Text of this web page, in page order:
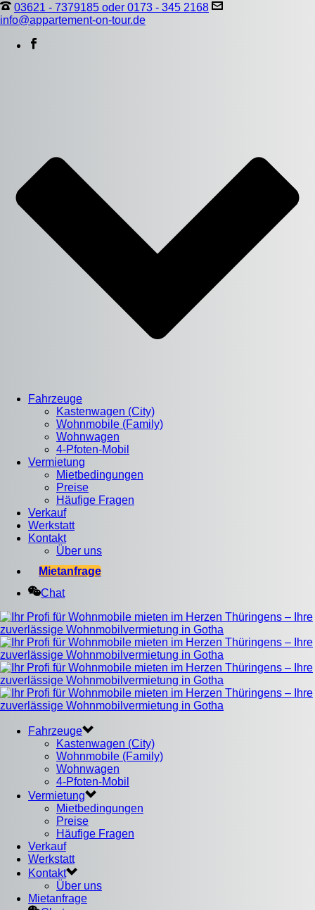
03621 - 7379185 oder 0173 - 345 2168
info@appartement-on-tour.de
Fahrzeuge
Kastenwagen (City)
Wohnmobile (Family)
Wohnwagen
4-Pfoten-Mobil
Vermietung
Mietbedingungen
Preise
Häufige Fragen
Verkauf
Werkstatt
Kontakt
Über uns
Mietanfrage
Chat
Fahrzeuge
Kastenwagen (City)
Wohnmobile (Family)
Wohnwagen
4-Pfoten-Mobil
Vermietung
Mietbedingungen
Preise
Häufige Fragen
Verkauf
Werkstatt
Kontakt
Über uns
Mietanfrage